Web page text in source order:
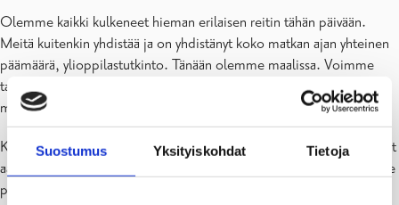
Suostumus Yksityiskohdat Tietoja
Olemme kaikki kulkeneet hieman erilaisen reitin tähän päivään.
Meitä kuitenkin yhdistää ja on yhdistänyt koko matkan ajan yhteinen
päämäärä, ylioppilastutkinto. Tänään olemme maalissa. Voimme
taputtaa toisiamme olalle ja olla kiitollisia siitä, että kaverikin pääsi
maaliin.
Kuin huomaamatta koulutyön parissa vietetyt myöhäiset illat, aikaiset
aamut ja pitkät päivät ovat konkretisoituneet. Merkkinä siitä saamme
pukea valkolakin ja pidellä käsissämme ylioppilastodistusta.